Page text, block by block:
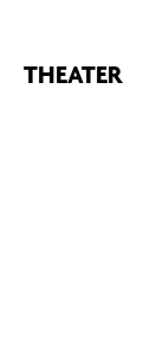
THEATER